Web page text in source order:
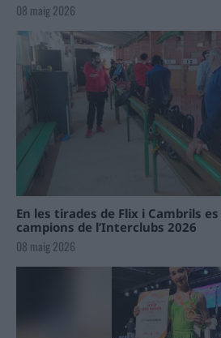
08 maig 2026
En les tirades de Flix i Cambrils
campions de l’Interclubs 2026
08 maig 2026